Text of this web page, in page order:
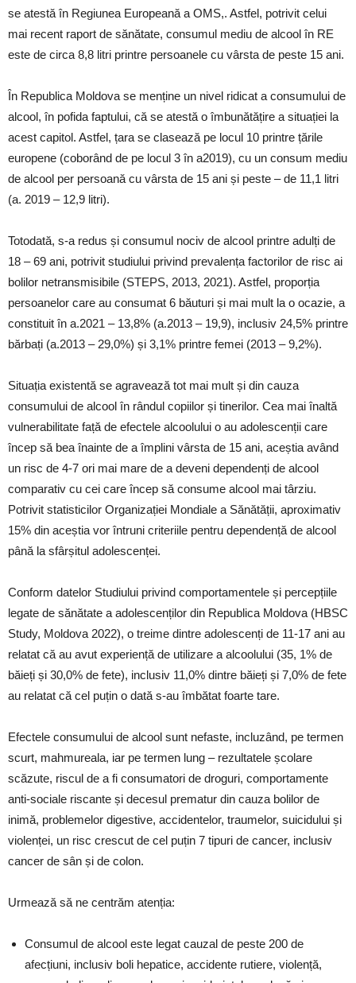
se atestă în Regiunea Europeană a OMS,. Astfel, potrivit celui
mai recent raport de sănătate, consumul mediu de alcool în RE
este de circa 8,8 litri printre persoanele cu vârsta de peste 15 ani.
În Republica Moldova se menține un nivel ridicat a consumului de
alcool, în pofida faptului, că se atestă o îmbunătățire a situației la
acest capitol. Astfel, țara se clasează pe locul 10 printre țările
europene (coborând de pe locul 3 în a2019), cu un consum mediu
de alcool per persoană cu vârsta de 15 ani și peste – de 11,1 litri
(a. 2019 – 12,9 litri).
Totodată, s-a redus și consumul nociv de alcool printre adulți de
18 – 69 ani, potrivit studiului privind prevalența factorilor de risc ai
bolilor netransmisibile (STEPS, 2013, 2021). Astfel, proporția
persoanelor care au consumat 6 băuturi și mai mult la o ocazie, a
constituit în a.2021 – 13,8% (a.2013 – 19,9), inclusiv 24,5% printre
bărbați (a.2013 – 29,0%) și 3,1% printre femei (2013 – 9,2%).
Situația existentă se agravează tot mai mult și din cauza
consumului de alcool în rândul copiilor și tinerilor. Cea mai înaltă
vulnerabilitate față de efectele alcoolului o au adolescenții care
încep să bea înainte de a împlini vârsta de 15 ani, aceștia având
un risc de 4-7 ori mai mare de a deveni dependenți de alcool
comparativ cu cei care încep să consume alcool mai târziu.
Potrivit statisticilor Organizației Mondiale a Sănătății, aproximativ
15% din aceștia vor întruni criteriile pentru dependență de alcool
până la sfârșitul adolescenței.
Conform datelor Studiului privind comportamentele și percepțiile
legate de sănătate a adolescenților din Republica Moldova (HBSC
Study, Moldova 2022), o treime dintre adolescenți de 11-17 ani au
relatat că au avut experiență de utilizare a alcoolului (35, 1% de
băieți și 30,0% de fete), inclusiv 11,0% dintre băieți și 7,0% de fete
au relatat că cel puțin o dată s-au îmbătat foarte tare.
Efectele consumului de alcool sunt nefaste, incluzând, pe termen
scurt, mahmureala, iar pe termen lung – rezultatele școlare
scăzute, riscul de a fi consumatori de droguri, comportamente
anti-sociale riscante și decesul prematur din cauza bolilor de
inimă, problemelor digestive, accidentelor, traumelor, suicidului și
violenței, un risc crescut de cel puțin 7 tipuri de cancer, inclusiv
cancer de sân și de colon.
Urmează să ne centrăm atenția:
Consumul de alcool este legat cauzal de peste 200 de
afecțiuni, inclusiv boli hepatice, accidente rutiere, violență,